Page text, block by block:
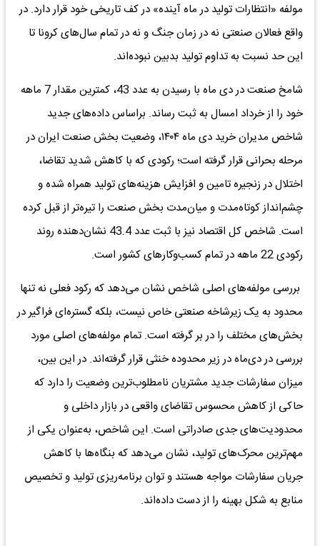
مولفه «انتظارات تولید در ماه آینده» در کف تاریخی خود قرار دارد. در
واقع فعالان صنعتی نه در زمان جنگ و نه در تمام سال‌های کرونا تا
این حد نسبت به تداوم تولید بدبین نبوده‌اند.
شامخ صنعت در دی ماه با رسیدن به عدد 43، کمترین مقدار 7 ماهه
خود را از خرداد امسال به ثبت رساند. براساس داده‌های جدید
شاخص مدیران خرید دی ماه ۱۴۰۴، وضعیت بخش صنعت ایران در
مرحله‌ بحرانی قرار گرفته است؛ رکودی که با کاهش شدید تقاضا،
اختلال در زنجیره تامین و افزایش هزینه‌های تولید همراه شده و
چشم‌انداز کوتاه‌مدت و میان‌مدت بخش صنعت را تیره‌تر از قبل کرده
است. شاخص کل اقتصاد نیز با ثبت عدد 43.4 نشان‌دهنده روند
رکودی 22 ماهه در تمام کسب‌و‌کار‌های کشور است.
بررسی مولفه‌های اصلی شاخص نشان می‌دهد که رکود فعلی نه تنها
محدود به یک زیرشاخه صنعتی خاص نیست، بلکه گستره‌ای فراگیر در
بخش‌های مختلف را در بر گرفته است. تمام مولفه‌های اصلی مورد
بررسی در دی‌ماه در زیر محدوده خنثی قرار گرفته‌اند. در این بین،
میزان سفارشات جدید مشتریان نامطلوب‌ترین وضعیت را دارد که
حاکی از کاهش محسوس تقاضای واقعی در بازار داخلی و
محدودیت‌های جدی صادراتی است. این شاخص، به‌عنوان یکی از
مهم‌ترین محرک‌های تولید، نشان می‌دهد که بنگاه‌ها با کاهش
جریان سفارشات مواجه هستند و توان برنامه‌ریزی تولید و تخصیص
منابع به شکل بهینه را از دست داده‌اند.